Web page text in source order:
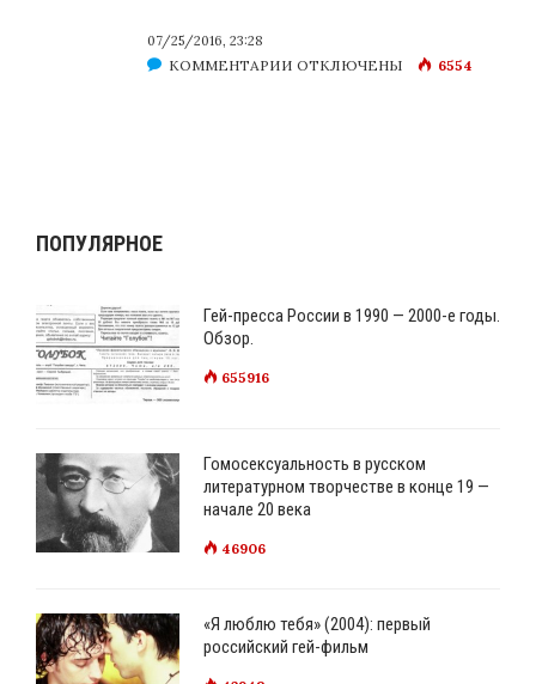
07/25/2016, 23:28
КОММЕНТАРИИК
БЕЗ
ОТКЛЮЧЕНЫ 6554
ПОПУЛЯРНОЕ
Гей-пресса России в 1990 — 2000-е годы.
Обзор.
655916
Гомосексуальность в русском
литературном творчестве в конце 19 —
начале 20 века
46906
«Я люблю тебя» (2004): первый
российский гей-фильм